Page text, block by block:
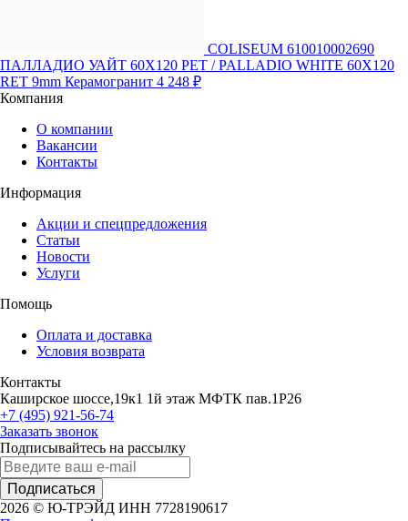
COLISEUM 610010002690
ПАЛЛАДИО УАЙТ 60X120 РЕТ / PALLADIO WHITE 60X120
RET 9mm Керамогранит 4 248 ₽
Компания
О компании
Вакансии
Контакты
Информация
Акции и спецпредложения
Статьи
Новости
Услуги
Помощь
Оплата и доставка
Условия возврата
Контакты
Каширское шоссе,19к1 1й этаж МФТК пав.1Р26
+7 (495) 921-56-74
Заказать звонок
Подписывайтесь на рассылку
Подписаться
2026 © Ю-ТРЭЙД ИНН 7728190617